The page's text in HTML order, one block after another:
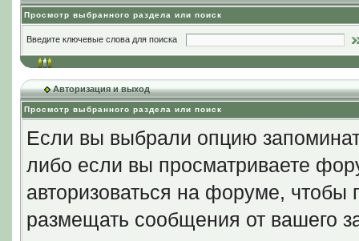
Просмотр выбранного раздела или поиск
Введите ключевые слова для поиска
Авторизация и выход
Просмотр выбранного раздела или поиск
Если вы выбрали опцию
либо если вы просматриваете
авторизоваться на форуме,
размещать сообщения от вашего